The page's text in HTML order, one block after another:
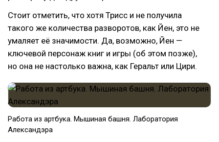
Стоит отметить, что хотя Трисс и не получила
такого же количества разворотов, как Йен, это не
умаляет её значимости. Да, возможно, Йен —
ключевой персонаж книг и игры (об этом позже),
но она не настолько важна, как Геральт или Цири.
Работа из артбука. Мышиная башня. Лаборатория
Александэра